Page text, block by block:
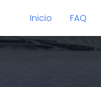
Inicio FAQ